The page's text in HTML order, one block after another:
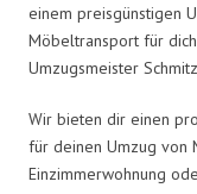
einem preisgünstigen
Möbeltransport für
Umzugsmeister
Wir bieten dir einen
für deinen Umzug von
Einzimmerwohnung